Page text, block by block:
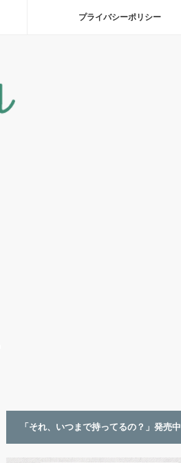
プライバシーポリシー
「それ、いつまで持ってるの？」発売中